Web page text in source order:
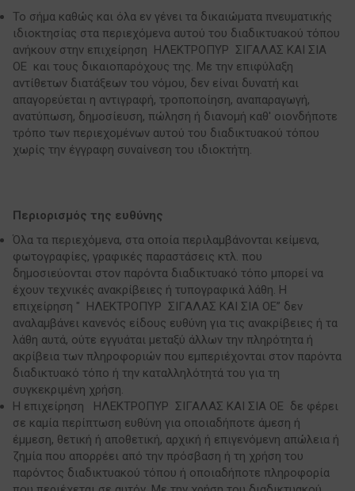
Το σήμα καθώς και όλα εν γένει τα δικαιώματα πνευματικής
ιδιοκτησίας στα περιεχόμενα αυτού του διαδικτυακού τόπου
ανήκουν στην επιχείρηση ΗΛΕΚΤΡΟΠΥΡ ΣΙΓΑΛΑΣ ΚΑΙ ΣΙΑ
ΟΕ και τους δικαιοπαρόχους της. Με την επιφύλαξη
αντίθετων διατάξεων του νόμου, δεν είναι δυνατή και
απαγορεύεται η αντιγραφή, τροποποίηση, αναπαραγωγή,
ανατύπωση, δημοσίευση, πώληση ή διανομή καθ' οιονδήποτε
τρόπο των περιεχομένων αυτού του διαδικτυακού τόπου
χωρίς την έγγραφη συναίνεση του ιδιοκτήτη.
Περιορισμός της ευθύνης
Όλα τα περιεχόμενα, στα οποία περιλαμβάνονται κείμενα,
φωτογραφίες, γραφικές παραστάσεις κτλ. που
δημοσιεύονται στον παρόντα διαδικτυακό τόπο μπορεί να
έχουν τεχνικές ανακρίβειες ή τυπογραφικά λάθη. Η
επιχείρηση " ΗΛΕΚΤΡΟΠΥΡ ΣΙΓΑΛΑΣ ΚΑΙ ΣΙΑ ΟΕ” δεν
αναλαμβάνει κανενός είδους ευθύνη για τις ανακρίβειες ή τα
λάθη αυτά, ούτε εγγυάται μεταξύ άλλων την πληρότητα ή
ακρίβεια των πληροφοριών που εμπεριέχονται στον παρόντα
διαδικτυακό τόπο ή την καταλληλότητά του για τη
συγκεκριμένη χρήση.
Η επιχείρηση ΗΛΕΚΤΡΟΠΥΡ ΣΙΓΑΛΑΣ ΚΑΙ ΣΙΑ ΟΕ δε φέρει
σε καμία περίπτωση ευθύνη για οποιαδήποτε άμεση ή
έμμεση, θετική ή αποθετική, αρχική ή επιγενόμενη απώλεια ή
ζημία που απορρέει από την πρόσβαση ή τη χρήση του
παρόντος διαδικτυακού τόπου ή οποιαδήποτε πληροφορία